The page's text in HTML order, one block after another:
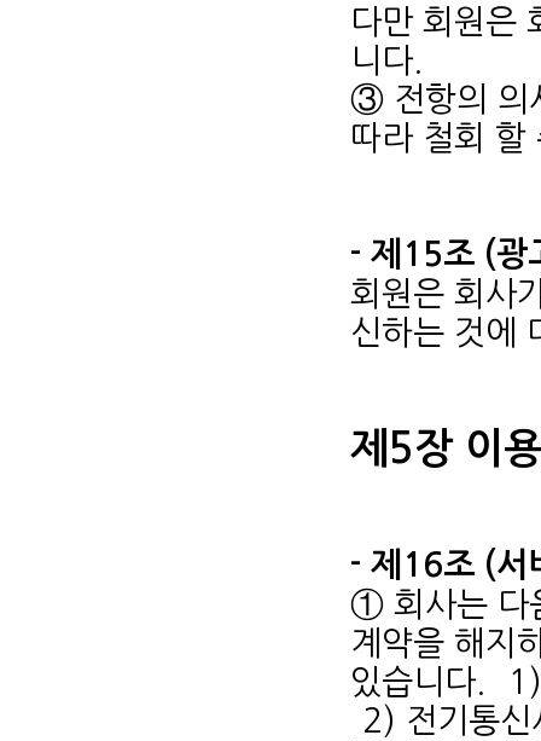
다만 회원은
니다.
③ 전항의 의
따라 철회 할
- 제15조 (광
회원은 회사
신하는 것에
제5장 이
- 제16조 (서
① 회사는 다
계약을 해지
있습니다.
2) 전기통신